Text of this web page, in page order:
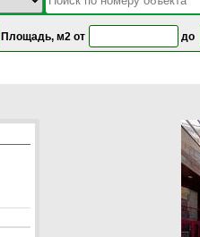
Площадь, м2 от до
<